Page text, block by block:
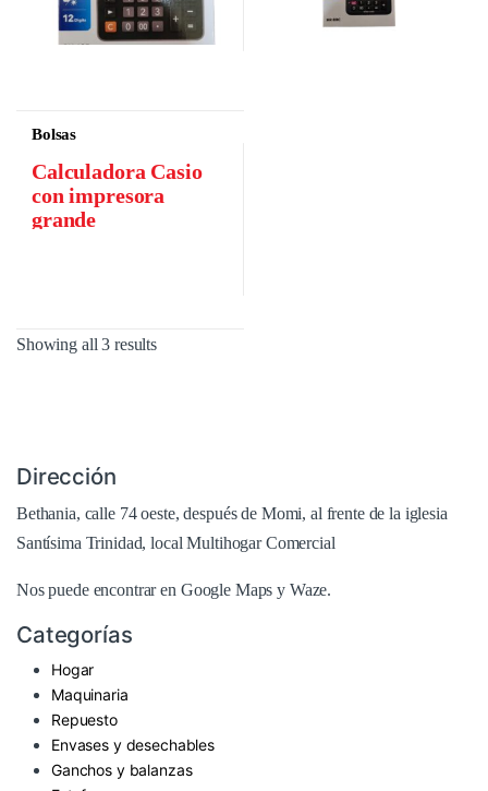
Bolsas
Calculadora Casio
con impresora
grande
Showing all 3 results
Dirección
Bethania, calle 74 oeste, después de Momi, al frente de la iglesia
Santísima Trinidad, local Multihogar Comercial
Nos puede encontrar en Google Maps y Waze.
Categorías
Hogar
Maquinaria
Repuesto
Envases y desechables
Ganchos y balanzas